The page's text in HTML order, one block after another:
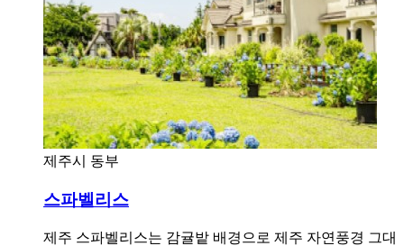
제주시 동부
스파벨리스
제주 스파벨리스는 감귤밭 배경으로 제주 자연풍경 그대